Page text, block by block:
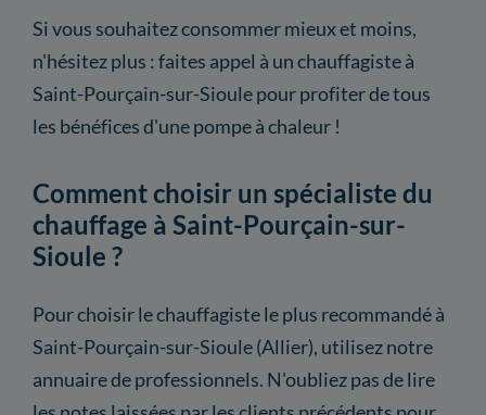
Si vous souhaitez consommer mieux et moins,
n'hésitez plus : faites appel à un chauffagiste à
Saint-Pourçain-sur-Sioule pour profiter de tous
les bénéfices d'une pompe à chaleur !
Comment choisir un spécialiste du
chauffage à Saint-Pourçain-sur-
Sioule ?
Pour choisir le chauffagiste le plus recommandé à
Saint-Pourçain-sur-Sioule (Allier), utilisez notre
annuaire de professionnels. N'oubliez pas de lire